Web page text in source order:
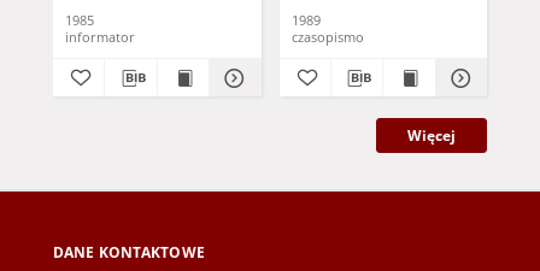
1985
informator
1989
czasopismo
Więcej
DANE KONTAKTOWE